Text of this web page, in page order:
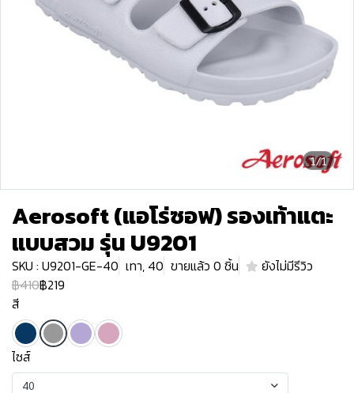
1/1
Aerosoft (แอโร่ซอฟ) รองเท้าแตะ
แบบสวม รุ่น U9201
SKU : U9201-GE-40 เทา, 40 ขายแล้ว 0 ชิ้น
ยังไม่มีรีวิว
฿410฿219
สี
ไซส์
40